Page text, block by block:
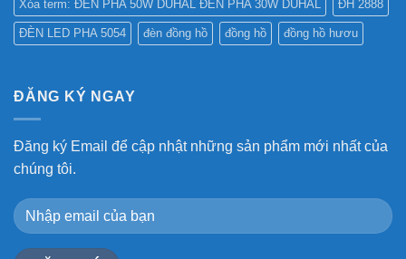
Xóa term: ĐÈN PHA 50W DUHAL ĐÈN PHA 30W DUHAL ĐH 2888
ĐÈN LED PHA 5054 đèn đồng hồ đồng hồ đồng hồ hươu
ĐĂNG KÝ NGAY
Đăng ký Email để cập nhật những sản phẩm mới nhất của
chúng tôi.